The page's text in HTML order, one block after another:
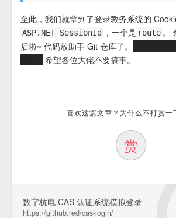
至此，我们就拿到了登录教务系统的
ASP.NET_SessionId ，一个是 route 。
后啦~ 代码放助手 Git 仓库了。
希望各位大佬不要搞事。
喜欢这篇文章？为什么不打赏一
赏
数字杭电 CAS 认证系统模拟登录
https://github.red/cas-login/